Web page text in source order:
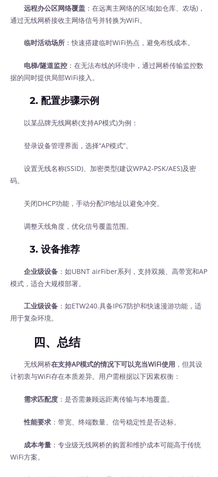
远程办公区网络覆盖 ：在远离主网络的区域(如仓库、农场)，
通过无线网桥接收主网络信号并转换为WiFi。
临时活动场所 ：快速搭建临时WiFi热点，避免布线成本。
电梯/隧道监控 ：在无法布线的环境中，通过网桥传输监控数
据的同时提供局部WiFi接入。
2.配置步骤示例
以某品牌无线网桥(支持AP模式)为例：
登录设备管理界面，选择“AP模式”。
设置无线名称(SSID)、加密类型(建议WPA2-PSK/AES)及密
码。
关闭DHCP功能，手动分配IP地址以避免冲突。
调整天线角度，优化信号覆盖范围。
3.设备推荐
企业级设备 ：如UBNT airFiber系列，支持双频、高带宽和AP
模式，适合大规模部署。
工业级设备 ：如ETW240.具备IP67防护和快速漫游功能，适
用于复杂环境。
四、总结
无线网桥在支持AP模式的情况下可以充当WiFi使用 ，但其设
计初衷与WiFi存在本质差异。用户需根据以下因素权衡：
需求匹配度 ：是否需兼顾远距离传输与本地覆盖。
性能要求 ：带宽、终端数量、信号稳定性是否达标。
成本考量 ：专业级无线网桥的购置和维护成本可能高于传统
WiFi方案。